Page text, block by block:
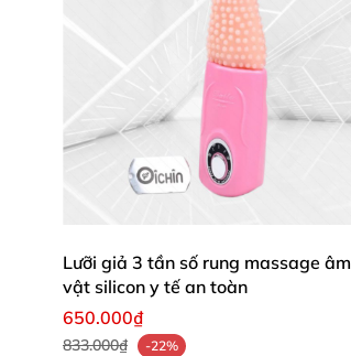
Lưỡi giả 3 tần số rung massage âm
vật silicon y tế an toàn
650.000₫
833.000₫
-22%